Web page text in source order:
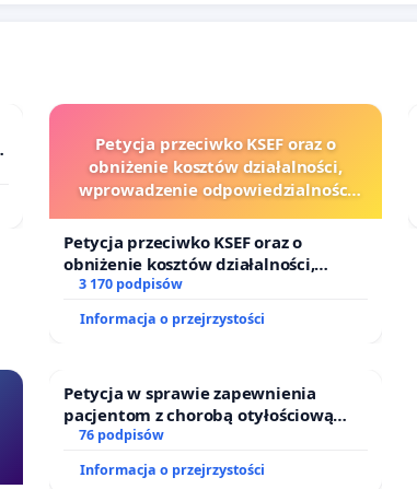
Petycja przeciwko KSEF oraz o
obniżenie kosztów działalności,
wprowadzenie odpowiedzialności
sędziów
Petycja przeciwko KSEF oraz o
obniżenie kosztów działalności,
wprowadzenie odpowiedzialności
sędziów
3 170 podpisów
Informacja o przejrzystości
Petycja w sprawie zapewnienia
pacjentom z chorobą otyłościową
dostępu do kompleksowego leczenia
76 podpisów
Informacja o przejrzystości